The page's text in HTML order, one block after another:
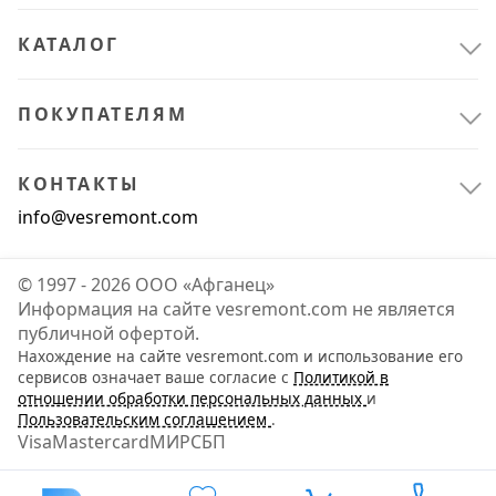
КАТАЛОГ
ПОКУПАТЕЛЯМ
КОНТАКТЫ
info@vesremont.com
© 1997 - 2026 ООО «Афганец»
Информация на сайте vesremont.com не является
публичной офертой.
Нахождение на сайте vesremont.com и использование его
сервисов означает ваше согласие с Политикой в
отношении обработки персональных данных и
Пользовательским соглашением .
VisaMastercardМИРСБП